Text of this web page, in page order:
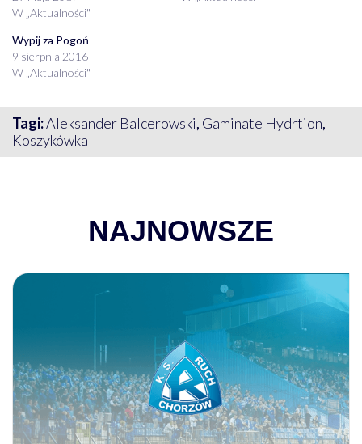
W „Aktualności"
Wypij za Pogoń
9 sierpnia 2016
W „Aktualności"
Tagi:Aleksander Balcerowski, Gaminate Hydrtion,
Koszykówka
NAJNOWSZE